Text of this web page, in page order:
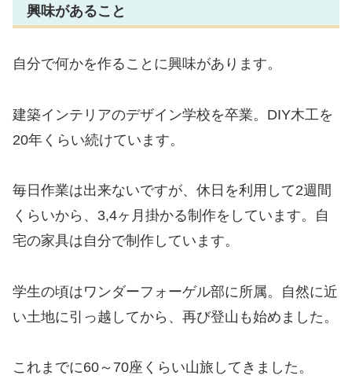
興味があること
自分で何かを作ることに興味があります。
建築インテリアのデザイン学校を卒業。DIY木工を
20年くらい続けています。
毎日作業は出来ないですが、休日を利用して2週間
くらいから、3,4ヶ月掛かる制作をしています。自
宅の家具は自分で制作しています。
学生の頃はワンダーフォーゲル部に所属。自然に近
い土地に引っ越してから、再び登山も始めました。
これまでに60～70座くらい山旅してきました。